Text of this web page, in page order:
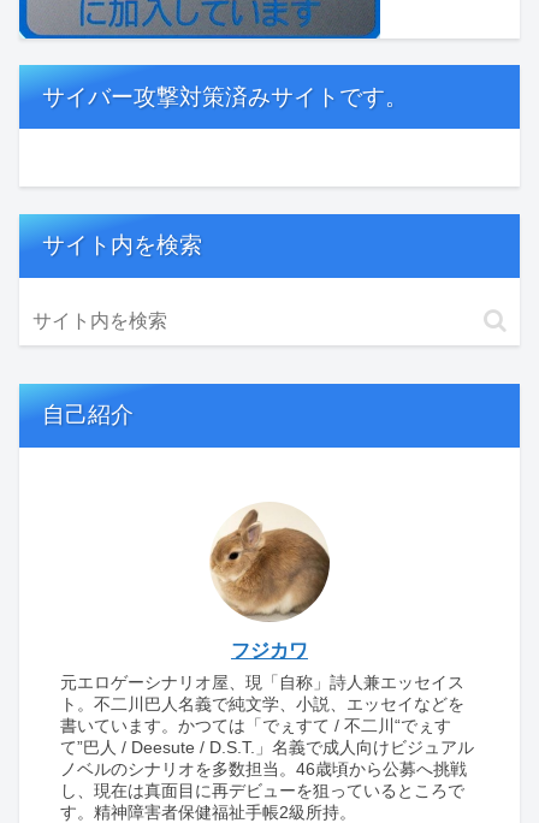
サイバー攻撃対策済みサイトです。
サイト内を検索
自己紹介
フジカワ
元エロゲーシナリオ屋、現「自称」詩人兼エッセイス
ト。不二川巴人名義で純文学、小説、エッセイなどを
書いています。かつては「でぇすて / 不二川“でぇす
て”巴人 / Deesute / D.S.T.」名義で成人向けビジュアル
ノベルのシナリオを多数担当。46歳頃から公募へ挑戦
し、現在は真面目に再デビューを狙っているところで
す。精神障害者保健福祉手帳2級所持。